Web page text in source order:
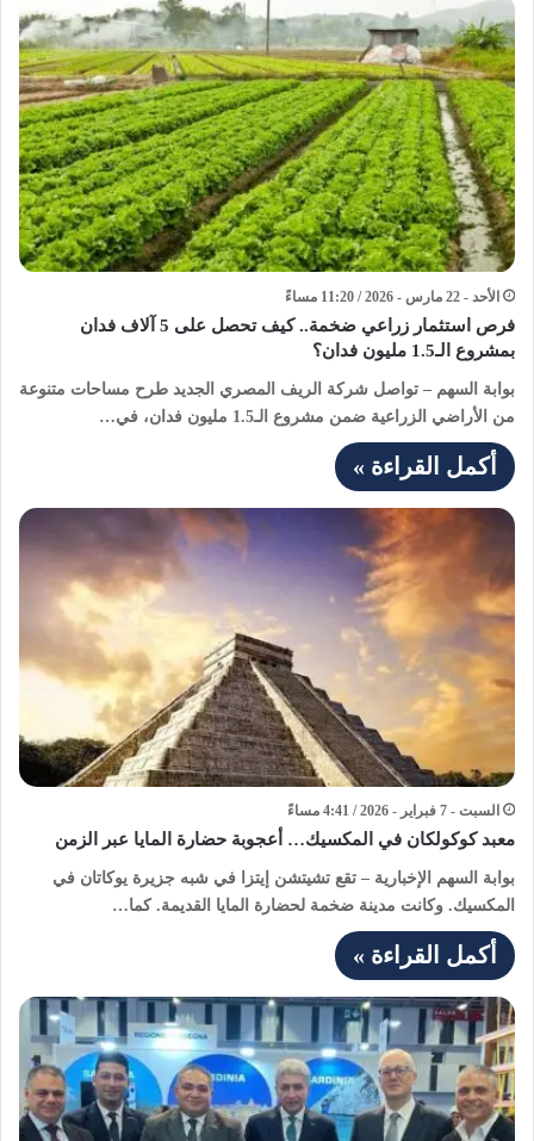
الأحد - 22 مارس - 2026 / 11:20 مساءً
فرص استثمار زراعي ضخمة.. كيف تحصل على 5 آلاف فدان
بمشروع الـ1.5 مليون فدان؟
بوابة السهم – تواصل شركة الريف المصري الجديد طرح مساحات متنوعة
من الأراضي الزراعية ضمن مشروع الـ1.5 مليون فدان، في…
أكمل القراءة »
السبت - 7 فبراير - 2026 / 4:41 مساءً
معبد كوكولكان في المكسيك… أعجوبة حضارة المايا عبر الزمن
بوابة السهم الإخبارية – تقع تشيتشن إيتزا في شبه جزيرة يوكاتان في
المكسيك. وكانت مدينة ضخمة لحضارة المايا القديمة. كما…
أكمل القراءة »